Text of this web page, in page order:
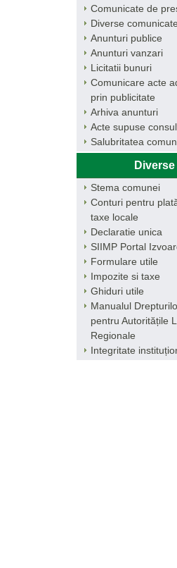
Comunicate de
Diverse comunicate
Anunturi publice
Anunturi vanzari
Licitatii bunuri
Comunicare acte
prin publicitate
Arhiva anunturi
Acte supuse
Salubritatea
Diverse
Stema comunei
Conturi pentru
taxe locale
Declaratie unica
SIIMP Portal
Formulare utile
Impozite si taxe
Ghiduri utile
Manualul
pentru Autoritățile
Regionale
Integritate